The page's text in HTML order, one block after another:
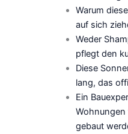
Warum
auf sich
Weder
pflegt den
Diese
lang, das
Ein
gebaut